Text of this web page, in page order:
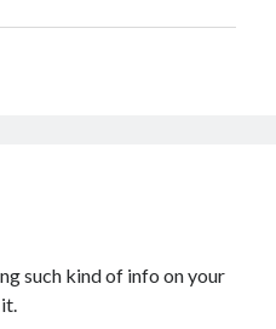
such kind of info on your